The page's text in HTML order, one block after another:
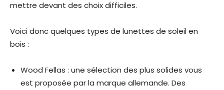
mettre devant des choix difficiles.
Voici donc quelques types de lunettes de soleil en
bois :
Wood Fellas : une sélection des plus solides vous
est proposée par la marque allemande. Des